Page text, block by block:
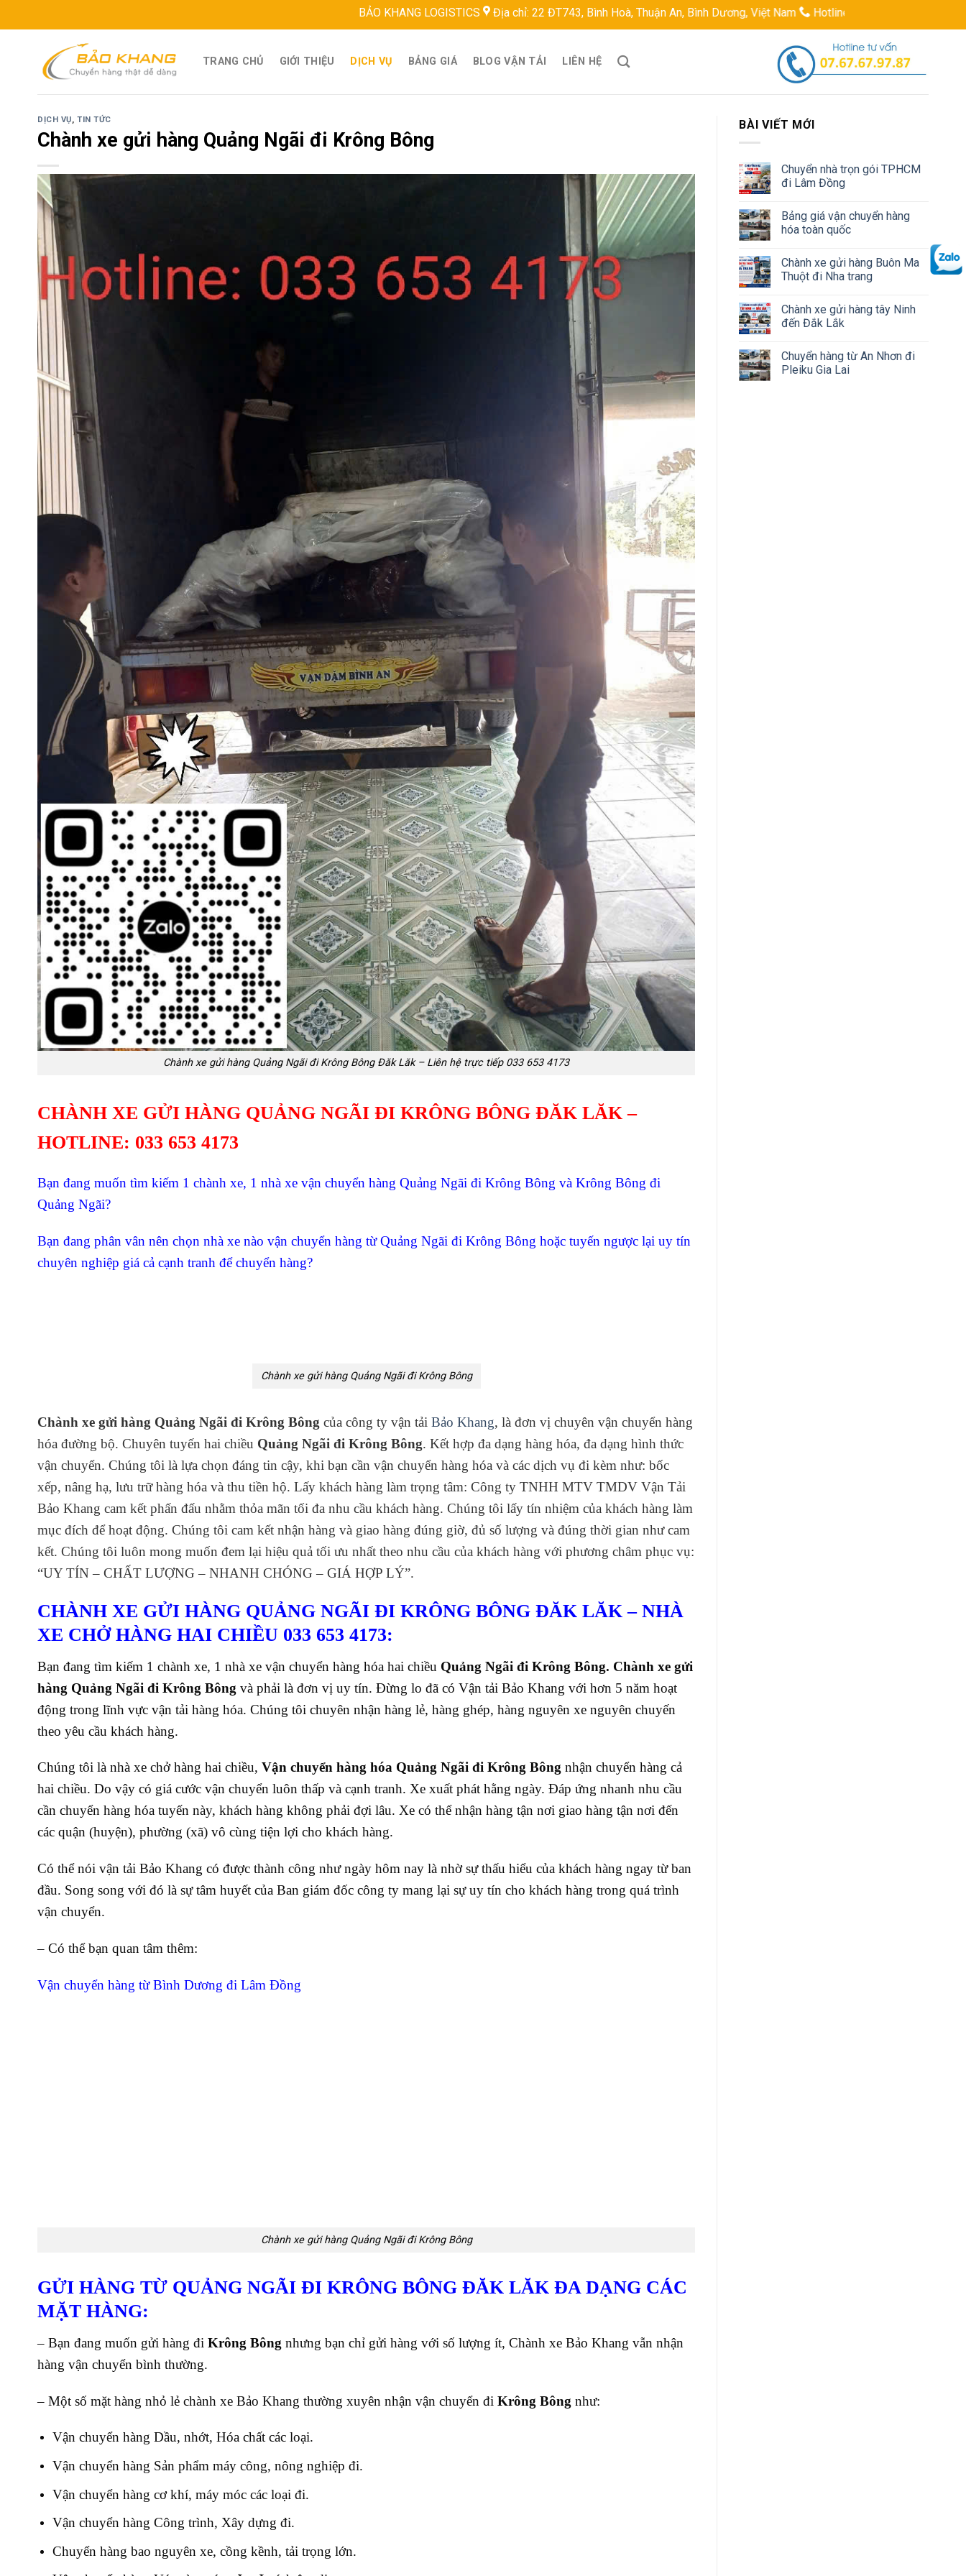
to
BẢO KHANG LOGISTICS Địa chỉ: 22 ĐT743, Bình Hoà, Thuận An, Bình Dương, Việt Nam Hotline: 0767679787
TRANG CHỦ GIỚI THIỆU DỊCH VỤ BẢNG GIÁ BLOG VẬN TẢI LIÊN HỆ
DỊCH VỤ,TIN TỨC
Chành xe gửi hàng Quảng Ngãi đi Krông Bông
Chành xe gửi hàng Quảng Ngãi đi Krông Bông Đăk Lăk – Liên hệ trực tiếp 033 653 4173
CHÀNH XE GỬI HÀNG QUẢNG NGÃI ĐI KRÔNG BÔNG ĐĂK LĂK –
HOTLINE: 033 653 4173
Bạn đang muốn tìm kiếm 1 chành xe, 1 nhà xe vận chuyển hàng Quảng Ngãi đi Krông Bông và Krông Bông đi
Quảng Ngãi?
Bạn đang phân vân nên chọn nhà xe nào vận chuyển hàng từ Quảng Ngãi đi Krông Bông hoặc tuyến ngược lại uy tín
chuyên nghiệp giá cả cạnh tranh để chuyển hàng?
Chành xe gửi hàng Quảng Ngãi đi Krông Bông
Chành xe gửi hàng Quảng Ngãi đi Krông Bông của công ty vận tải Bảo Khang, là đơn vị chuyên vận chuyển hàng
hóa đường bộ. Chuyên tuyến hai chiều Quảng Ngãi đi Krông Bông. Kết hợp đa dạng hàng hóa, đa dạng hình thức
vận chuyển. Chúng tôi là lựa chọn đáng tin cậy, khi bạn cần vận chuyển hàng hóa và các dịch vụ đi kèm như: bốc
xếp, nâng hạ, lưu trữ hàng hóa và thu tiền hộ. Lấy khách hàng làm trọng tâm: Công ty TNHH MTV TMDV Vận Tải
Bảo Khang cam kết phấn đấu nhằm thỏa mãn tối đa nhu cầu khách hàng. Chúng tôi lấy tín nhiệm của khách hàng làm
mục đích để hoạt động. Chúng tôi cam kết nhận hàng và giao hàng đúng giờ, đủ số lượng và đúng thời gian như cam
kết. Chúng tôi luôn mong muốn đem lại hiệu quả tối ưu nhất theo nhu cầu của khách hàng với phương châm phục vụ:
“UY TÍN – CHẤT LƯỢNG – NHANH CHÓNG – GIÁ HỢP LÝ”.
CHÀNH XE GỬI HÀNG QUẢNG NGÃI ĐI KRÔNG BÔNG ĐĂK LĂK – NHÀ
XE CHỞ HÀNG HAI CHIỀU 033 653 4173:
Bạn đang tìm kiếm 1 chành xe, 1 nhà xe vận chuyển hàng hóa hai chiều Quảng Ngãi đi Krông Bông. Chành xe gửi
hàng Quảng Ngãi đi Krông Bông và phải là đơn vị uy tín. Đừng lo đã có Vận tải Bảo Khang với hơn 5 năm hoạt
động trong lĩnh vực vận tải hàng hóa. Chúng tôi chuyên nhận hàng lẻ, hàng ghép, hàng nguyên xe nguyên chuyến
theo yêu cầu khách hàng.
Chúng tôi là nhà xe chở hàng hai chiều, Vận chuyển hàng hóa Quảng Ngãi đi Krông Bông nhận chuyển hàng cả
hai chiều. Do vậy có giá cước vận chuyển luôn thấp và cạnh tranh. Xe xuất phát hằng ngày. Đáp ứng nhanh nhu cầu
cần chuyển hàng hóa tuyến này, khách hàng không phải đợi lâu. Xe có thể nhận hàng tận nơi giao hàng tận nơi đến
các quận (huyện), phường (xã) vô cùng tiện lợi cho khách hàng.
Có thể nói vận tải Bảo Khang có được thành công như ngày hôm nay là nhờ sự thấu hiểu của khách hàng ngay từban
đầu. Song song với đó là sự tâm huyết của Ban giám đốc công ty mang lại sự uy tín cho khách hàng trong quá trình
vận chuyển.
– Có thể bạn quan tâm thêm:
Vận chuyển hàng từ Bình Dương đi Lâm Đồng
Chành xe gửi hàng Quảng Ngãi đi Krông Bông
GỬI HÀNG TỪ QUẢNG NGÃI ĐI KRÔNG BÔNG ĐĂK LĂK ĐA DẠNG CÁC
MẶT HÀNG:
– Bạn đang muốn gửi hàng đi Krông Bông nhưng bạn chỉ gửi hàng với số lượng ít, Chành xe Bảo Khang vẫn nhận
hàng vận chuyển bình thường.
– Một số mặt hàng nhỏ lẻ chành xe Bảo Khang thường xuyên nhận vận chuyển đi Krông Bông như:
Vận chuyển hàng Dầu, nhớt, Hóa chất các loại.
Vận chuyển hàng Sản phẩm máy công, nông nghiệp đi.
Vận chuyển hàng cơ khí, máy móc các loại đi.
Vận chuyển hàng Công trình, Xây dựng đi.
Chuyển hàng bao nguyên xe, cồng kềnh, tải trọng lớn.
BÀI VIẾT MỚI
Chuyển nhà trọn gói TPHCM
đi Lâm Đồng
Bảng giá vận chuyển hàng
hóa toàn quốc
Chành xe gửi hàng Buôn Ma
Thuột đi Nha trang
Chành xe gửi hàng tây Ninh
đến Đắk Lắk
Chuyển hàng từ An Nhơn đi
Pleiku Gia Lai